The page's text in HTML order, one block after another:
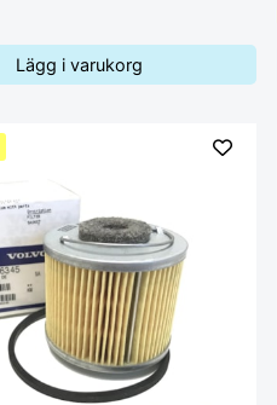
Lägg i varukorg